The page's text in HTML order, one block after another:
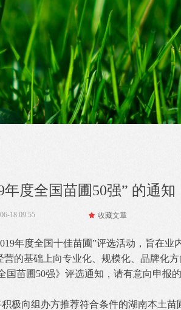
18 09:55
年度全国苗圃50强” 的通知
年度全国十佳苗圃”评选活动，旨在
的基础上向专业化、规模化、品牌化
国苗圃50强》评选通知，请有意向申报
极向组办方推荐符合条件的湖南本土
끄 收藏文章